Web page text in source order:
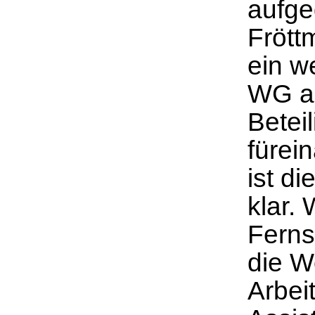
ein
WG
ist
klar.
die